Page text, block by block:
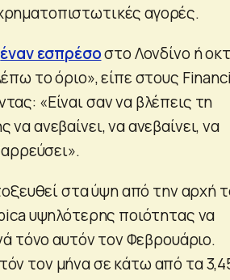
αγορές.
έναν εσπρέσοστο Λονδίνο ή
το όριο», είπε στους
«Είναι σαν να βλέπεις τη
ανεβαίνει, να ανεβαίνει, να
στα ύψη από την αρχή
υψηλότερης ποιότητας να
τόνο αυτόν τον Φεβρουάριο.
τον μήνα σε κάτω από τα